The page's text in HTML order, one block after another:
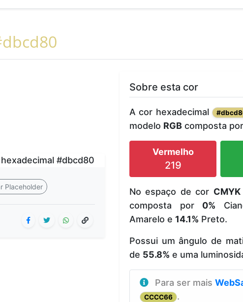
Placeholder
Sobre esta cor
A cor hexadecimal
modelo RGB composta
Vermelho
219
No espaço de cor CMYK
composta por 0%
Amarelo e 14.1% Preto.
Possui um ângulo de
de 55.8% e uma
Para ser mais
CCCC66 .